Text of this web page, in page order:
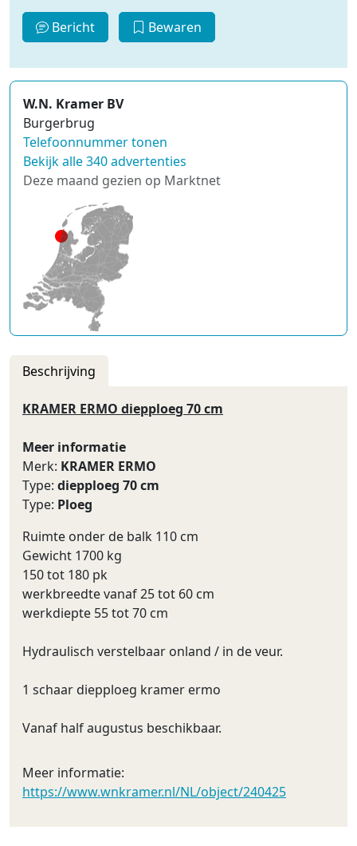
Bericht Bewaren
W.N. Kramer BV
Burgerbrug
Telefoonnummer tonen
Bekijk alle 340 advertenties
Deze maand gezien op Marktnet
Beschrijving
KRAMER ERMO diepploeg 70 cm
Meer informatie
Merk: KRAMER ERMO
Type: diepploeg 70 cm
Type: Ploeg
Ruimte onder de balk 110 cm
Gewicht 1700 kg
150 tot 180 pk
werkbreedte vanaf 25 tot 60 cm
werkdiepte 55 tot 70 cm
Hydraulisch verstelbaar onland / in de veur.
1 schaar diepploeg kramer ermo
Vanaf half augustus beschikbaar.
Meer informatie:
https://www.wnkramer.nl/NL/object/240425